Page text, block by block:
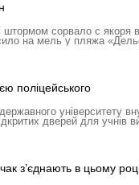
сорвало с якоря
на мель у пляжа
поліцейського
університету
дверей для учнів
з’єднають в цьому